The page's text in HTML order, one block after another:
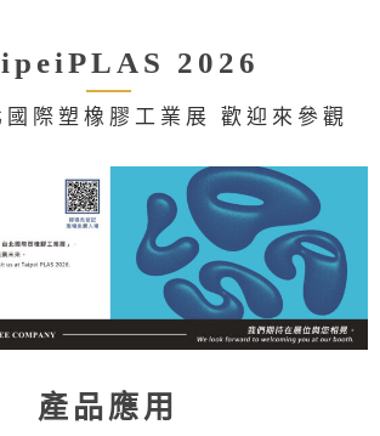
2026
際塑橡膠工業展 歡迎來參觀
產品應用